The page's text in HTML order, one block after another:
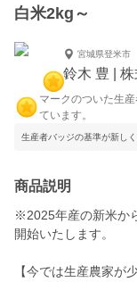
白米2kg～
宮城県登米市
鈴木 豊 |
マークのついた生
ています。
生産者バッジの基準が新しく
商品説明
※2025年産の新米か
開始いたします。
【今では生産農家が